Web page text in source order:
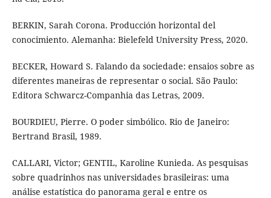
BERKIN, Sarah Corona. Producción horizontal del
conocimiento. Alemanha: Bielefeld University Press, 2020.
BECKER, Howard S. Falando da sociedade: ensaios sobre as
diferentes maneiras de representar o social. São Paulo:
Editora Schwarcz-Companhia das Letras, 2009.
BOURDIEU, Pierre. O poder simbólico. Rio de Janeiro:
Bertrand Brasil, 1989.
CALLARI, Victor; GENTIL, Karoline Kunieda. As pesquisas
sobre quadrinhos nas universidades brasileiras: uma
análise estatística do panorama geral e entre os